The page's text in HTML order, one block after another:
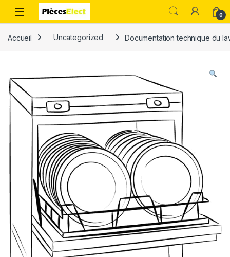
0
Accueil Uncategorized Documentation technique du